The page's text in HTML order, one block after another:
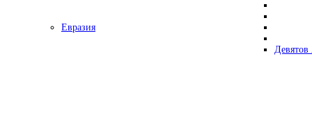
Евразия